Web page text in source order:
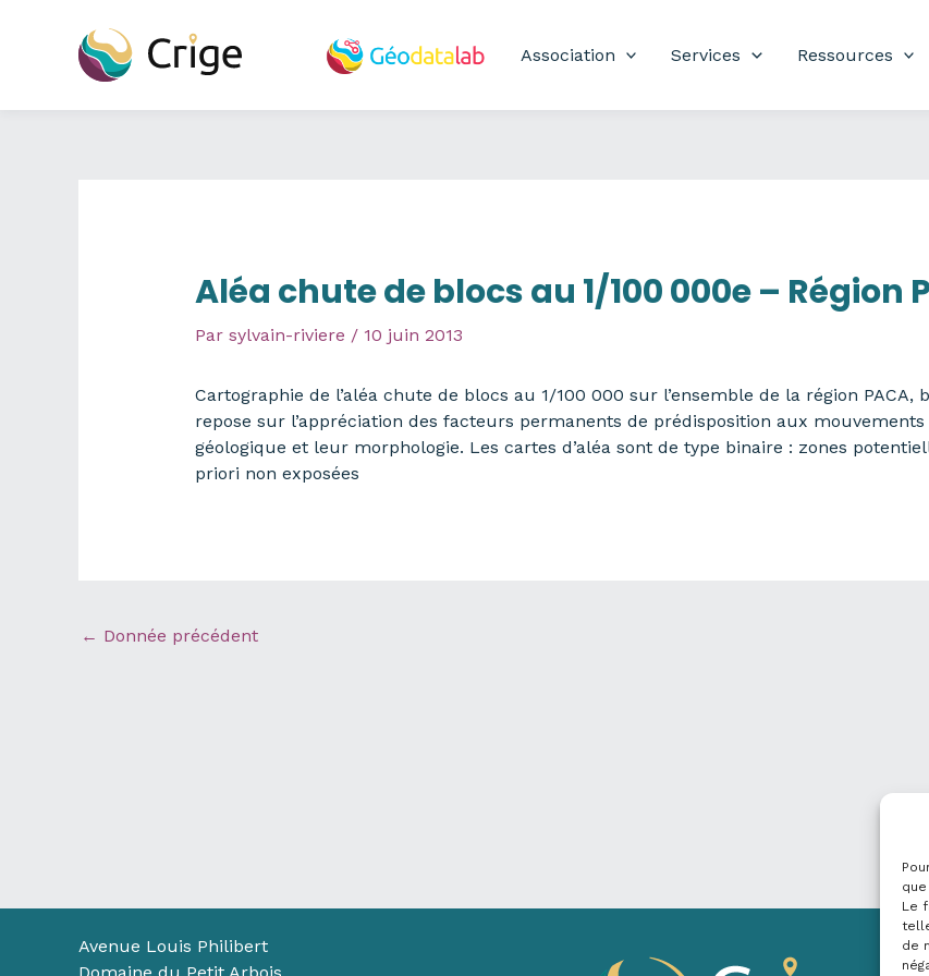
Le
de
Association Services Ressources
Aléa chute de blocs au 1/100 000e – Région
Par sylvain-riviere / 10 juin 2013
Cartographie de l’aléa chute de blocs au 1/100 000 sur l’ensemble de la région
repose sur l’appréciation des facteurs permanents de prédisposition aux
géologique et leur morphologie. Les cartes d’aléa sont de type binaire : zones
priori non exposées
← Donnée précédent
Avenue Louis Philibert